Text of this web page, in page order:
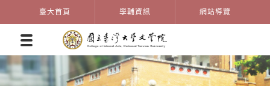
臺大首頁 學輔資訊 網站導覽